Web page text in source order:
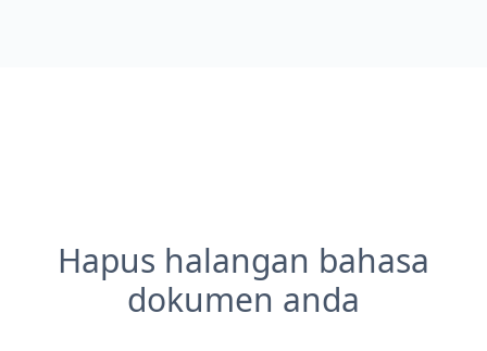
Hapus halangan bahasa
dokumen anda